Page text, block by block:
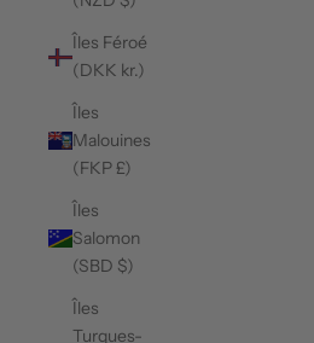
Îles Féroé
(DKK kr.)
Îles
Malouines
(FKP £)
Îles
Salomon
(SBD $)
Îles
Turques-